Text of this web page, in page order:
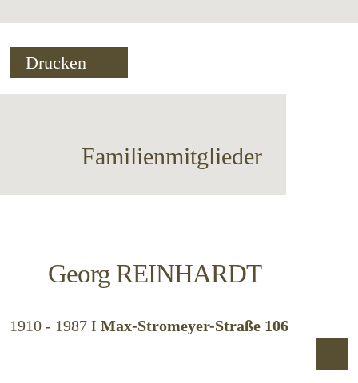
Drucken
Familienmitglieder
Georg REINHARDT
1910 - 1987 I Max-Stromeyer-Straße 106